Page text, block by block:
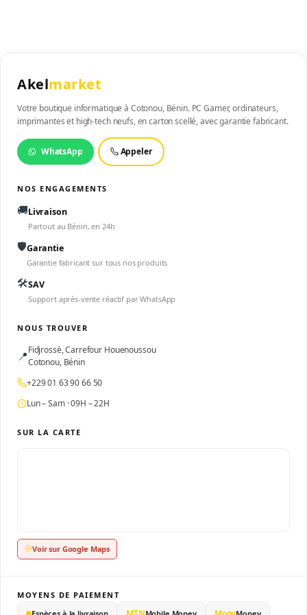
Akelmarket
Votre boutique informatique à Cotonou, Bénin. PC Gamer, ordinateurs,
imprimantes et high-tech neufs, en carton scellé, avec garantie fabricant.
WhatsApp Appeler
NOS ENGAGEMENTS
🚚Livraison
Partout au Bénin, en 24h
🛡️Garantie
Garantie fabricant sur tous nos produits
🛠️SAV
Support après-vente réactif par WhatsApp
NOUS TROUVER
📍Fidjrossè, Carrefour Houenoussou
Cotonou, Bénin
+229 01 63 90 66 50
Lun – Sam · 09H – 22H
SUR LA CARTE
Voir sur Google Maps
MOYENS DE PAIEMENT